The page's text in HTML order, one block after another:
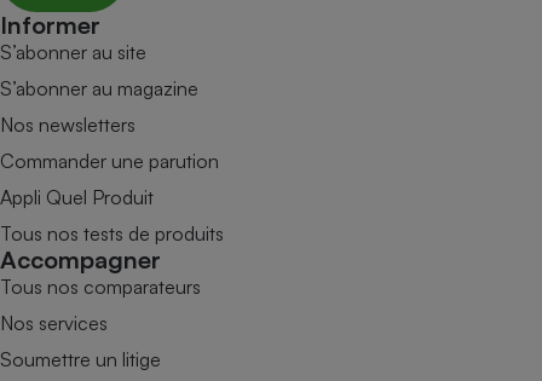
Informer
S’abonner au site
S’abonner au magazine
Nos newsletters
Commander une parution
Appli Quel Produit
Tous nos tests de produits
Accompagner
Tous nos comparateurs
Nos services
Soumettre un litige